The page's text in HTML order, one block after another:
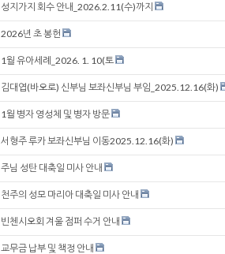
성지가지 회수 안내_2026.2.11(수)까지
2026년 초 봉헌
1월 유아세례_2026. 1. 10(토
김대엽(바오로) 신부님 보좌신부님 부임_2025.12.16(화)
1월 병자 영성체 및 병자 방문
서형주 루카 보좌신부님 이동2025.12.16(화)
주님 성탄 대축일 미사 안내
천주의 성모 마리아 대축일 미사 안내
빈첸시오회 겨울 점퍼 수거 안내
교무금 납부 및 책정 안내